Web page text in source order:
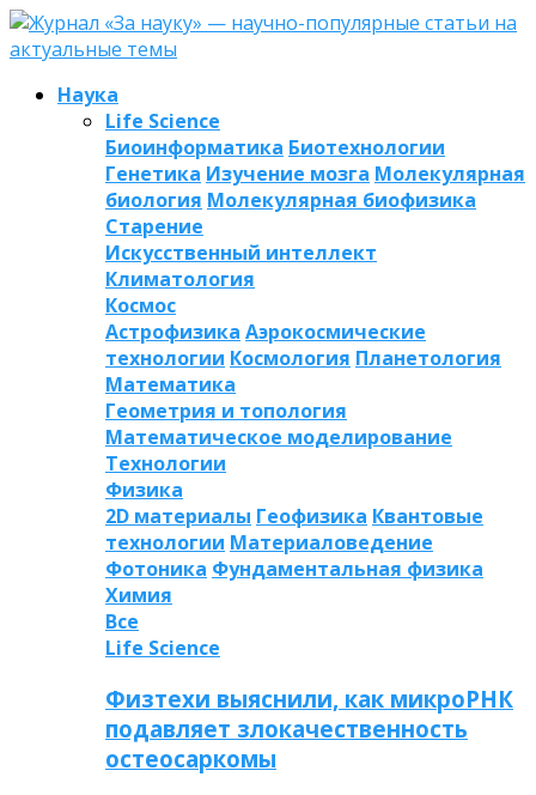
Наука
Life Science
Биоинформатика Биотехнологии
Генетика Изучение мозга Молекулярная
биология Молекулярная биофизика
Старение
Искусственный интеллект
Климатология
Космос
Астрофизика Аэрокосмические
технологии Космология Планетология
Математика
Геометрия и топология
Математическое моделирование
Технологии
Физика
2D материалы Геофизика Квантовые
технологии Материаловедение
Фотоника Фундаментальная физика
Химия
Все
Life Science
Физтехи выяснили, как микроРНК
подавляет злокачественность
остеосаркомы